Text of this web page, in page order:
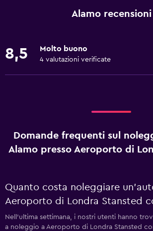
Alamo recensioni
8,5 Molto buono
4 valutazioni verificate
Domande frequenti sul
Alamo presso Aeroporto di
Quanto costa noleggiare
Aeroporto di Londra Stansted
Nell'ultima settimana, i nostri utenti hanno
a noleggio a Aeroporto di Londra Stansted